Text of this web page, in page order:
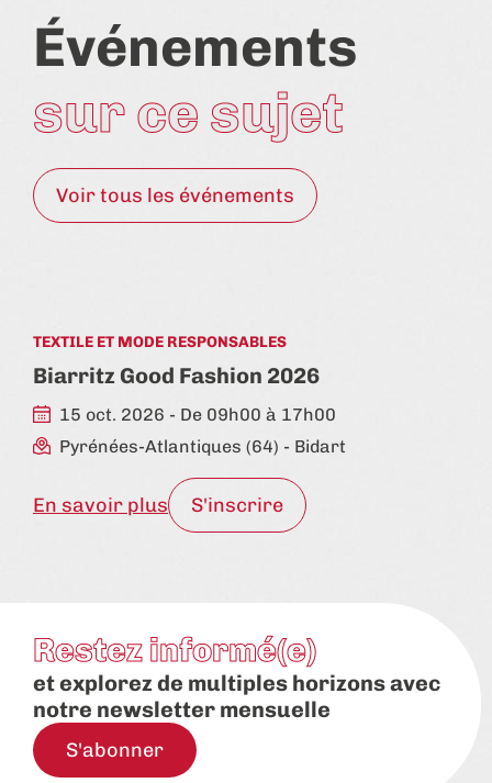
Événements
sur ce sujet
Voir tous les événements
TEXTILE ET MODE RESPONSABLES
Biarritz Good Fashion 2026
15 oct. 2026 - De 09h00 à 17h00
Pyrénées-Atlantiques (64) - Bidart
En savoir plus S'inscrire
Restez informé(e)
et explorez de multiples horizons avec
notre newsletter mensuelle
S'abonner